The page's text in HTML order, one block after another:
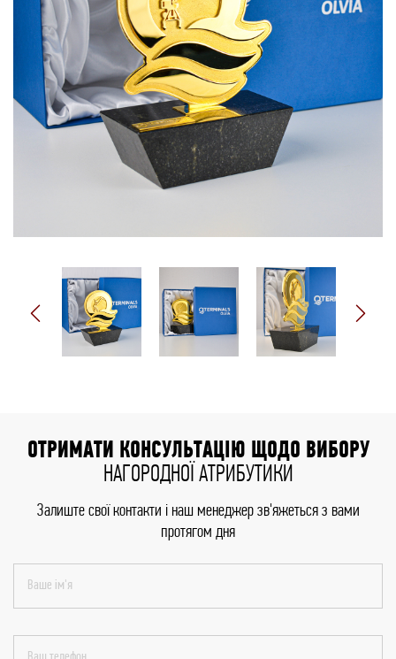
ОТРИМАТИ КОНСУЛЬТАЦІЮ ЩОДО ВИБОРУ
НАГОРОДНОЇ АТРИБУТИКИ
Залиште свої контакти і наш менеджер зв'яжеться з вами
протягом дня